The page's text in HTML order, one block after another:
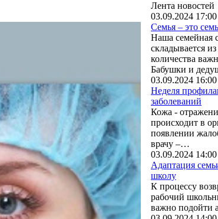
Лента новостей
03.09.2024 17:00
Семья – это
Наша семейная
складывается
количества
Бабушки и
03.09.2024 16:00
Неделя
заболеваний
Кожа -
происходит в
появлении
врачу –…
03.09.2024 14:00
Адаптация
школу
К процессу
рабочий
важно подойти